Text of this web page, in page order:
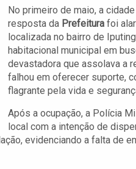
No primeiro de maio, a
resposta da Prefeitura foi
localizada no bairro de
habitacional municipal em
devastadora que assolava a
falhou em oferecer suporte,
flagrante pela vida e
Após a ocupação, a Polícia
local com a intenção de
evidenciando a falta de